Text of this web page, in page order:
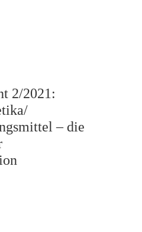
2/2021:
– die